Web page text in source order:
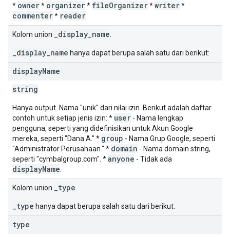
* owner* organizer* fileOrganizer*writer*
commenter* reader
Kolom union _display_name
_display_name hanya dapat berupa salah satu dari berikut:
displayName
string
Hanya output. Nama "unik" dari nilai izin. Berikut adalah daftar
contoh untuk setiap jenis izin: * user - Nama lengkap
pengguna, seperti yang didefinisikan untuk Akun Google
mereka, seperti "Dana A." * group - Nama Grup Google, seperti
"Administrator Perusahaan." * domain - Nama domain string,
seperti "cymbalgroup.com". *anyone - Tidak ada
displayName
Kolom union _type
_type hanya dapat berupa salah satu dari berikut:
type